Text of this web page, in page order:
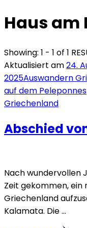
Haus am
Showing: 1 - 1 of 1
Aktualisiert am24.
2025Auswandern
auf dem Peleponnes
Griechenland
Abschied
Nach wundervollen
Zeit gekommen, ein
Griechenland
Kalamata. Die …